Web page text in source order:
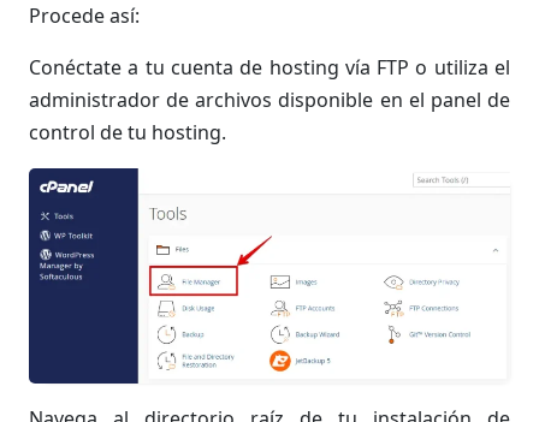
Procede así:
Conéctate a tu cuenta de hosting vía FTP o utiliza el
administrador de archivos disponible en el panel de
control de tu hosting.